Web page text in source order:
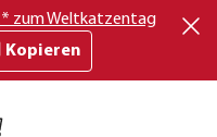
zum Weltkatzentag
Kopieren